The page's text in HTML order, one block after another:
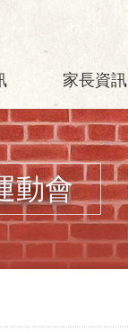
家長資訊
動會